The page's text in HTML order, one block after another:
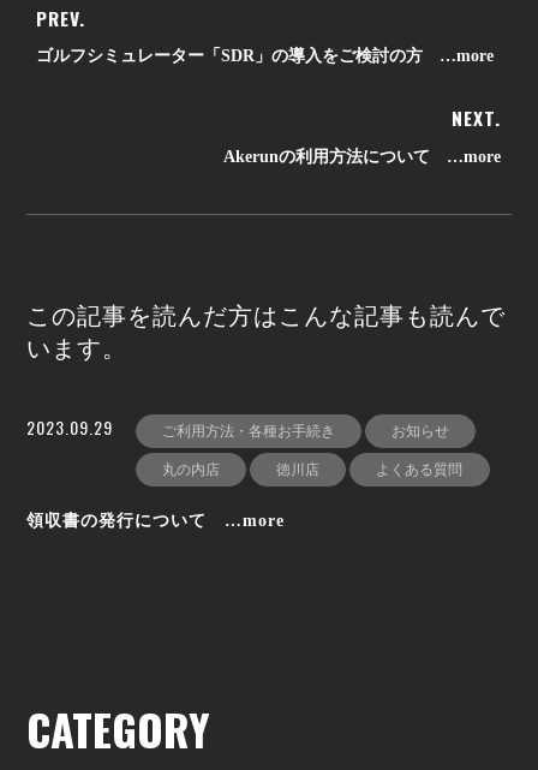
PREV.
ゴルフシミュレーター「SDR」の導入をご検討の方 …more
NEXT.
Akerunの利用方法について …more
この記事を読んだ方はこんな記事も読んで
います。
2023.09.29 ご利用方法・各種お手続き お知らせ
丸の内店 徳川店 よくある質問
領収書の発行について …more
CATEGORY